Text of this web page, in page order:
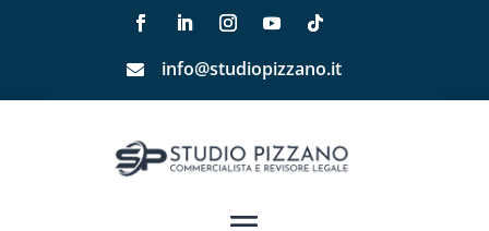
 info@studiopizzano.it